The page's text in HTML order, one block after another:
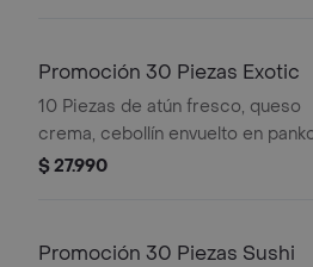
Promoción 30 Piezas Exotic
10 Piezas de atún fresco, queso
crema, cebollín envuelto en
piezas de pollo apanado, queso
cebollín, envuelto en palta.
$ 27.990
Promoción 30 Piezas Sushi